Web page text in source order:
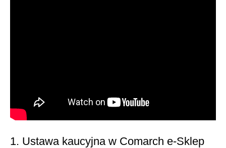
1. Ustawa kaucyjna w Comarch e-Sklep